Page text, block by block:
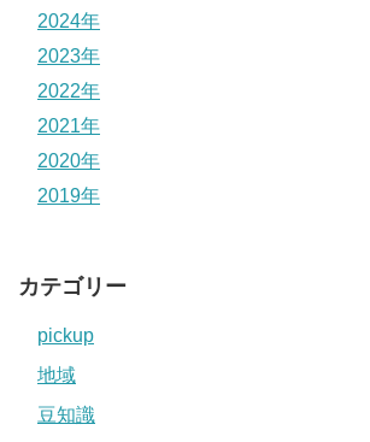
2024年
2023年
2022年
2021年
2020年
2019年
カテゴリー
pickup
地域
豆知識